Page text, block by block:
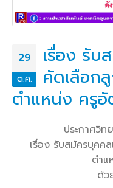
29
ต.ค.
เรื่อง รับ
คัดเลือก
ตำแหน่ง ครูอั
ประกาศวิท
เรื่อง รับสมัครบุคค
ตำแ
ด้ว